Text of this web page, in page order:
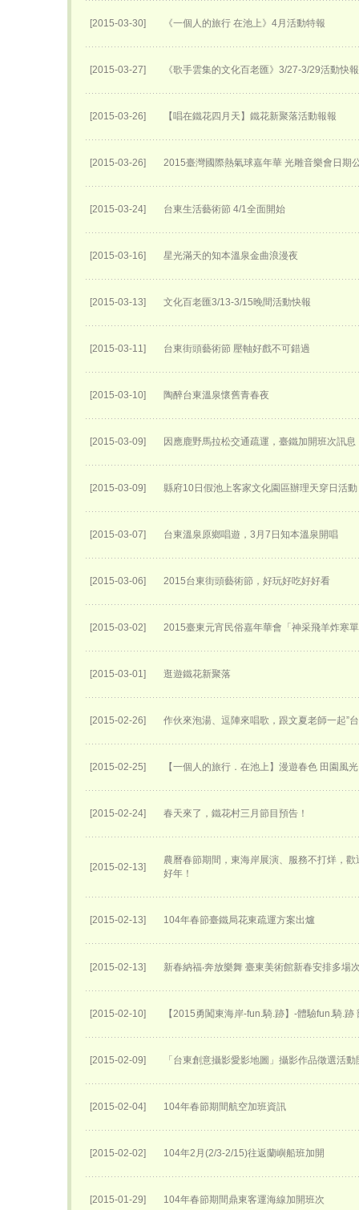
[2015-03-30] 《一個人的旅行 在池上》4月活動特報
[2015-03-27] 《歌手雲集的文化百老匯》3/27-3/29活動快報
[2015-03-26] 【唱在鐵花四月天】鐵花新聚落活動報報
[2015-03-26] 2015臺灣國際熱氣球嘉年華 光雕音樂會日期
[2015-03-24] 台東生活藝術節 4/1全面開始
[2015-03-16] 星光滿天的知本溫泉金曲浪漫夜
[2015-03-13] 文化百老匯3/13-3/15晚間活動快報
[2015-03-11] 台東街頭藝術節 壓軸好戲不可錯過
[2015-03-10] 陶醉台東溫泉懷舊青春夜
[2015-03-09] 因應鹿野馬拉松交通疏運，臺鐵加開班次訊息
[2015-03-09] 縣府10日假池上客家文化園區辦理天穿日活動
[2015-03-07] 台東溫泉原鄉唱遊，3月7日知本溫泉開唱
[2015-03-06] 2015台東街頭藝術節，好玩好吃好好看
[2015-03-02] 2015臺東元宵民俗嘉年華會「神采飛羊炸寒
[2015-03-01] 逛遊鐵花新聚落
[2015-02-26] 作伙來泡湯、逗陣來唱歌，跟文夏老師一起”
[2015-02-25] 【一個人的旅行．在池上】漫遊春色 田園風光
[2015-02-24] 春天來了，鐵花村三月節目預告！
[2015-02-13]
農曆春節期間，東海岸展演、服務不打烊，
好年！
[2015-02-13] 104年春節臺鐵局花東疏運方案出爐
[2015-02-13] 新春納福‧奔放樂舞 臺東美術館新春安排多場
[2015-02-10] 【2015勇闖東海岸-fun.騎.跡】-體驗fun.騎.跡
[2015-02-09] 「台東創意攝影愛影地圖」攝影作品徵選活動
[2015-02-04] 104年春節期間航空加班資訊
[2015-02-02] 104年2月(2/3-2/15)往返蘭嶼船班加開
[2015-01-29] 104年春節期間鼎東客運海線加開班次